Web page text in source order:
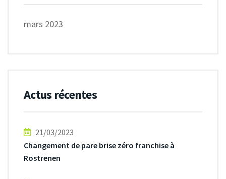
mars 2023
Actus récentes
21/03/2023
Changement de pare brise zéro franchise à
Rostrenen